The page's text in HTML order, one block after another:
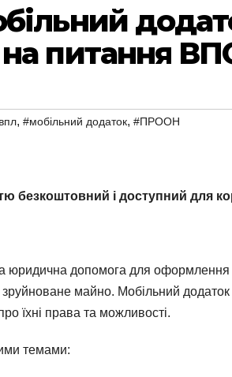
на питання
, #мобільний додаток, #ПРООН
безкоштовний і доступний для
юридична допомога для оформлення
майно. Мобільний додаток
їхні права та можливості.
темами: